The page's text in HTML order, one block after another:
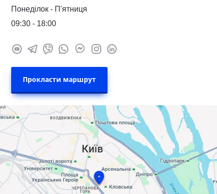
Понеділок - П'ятниця
09:30 - 18:00
Прокласти маршрут